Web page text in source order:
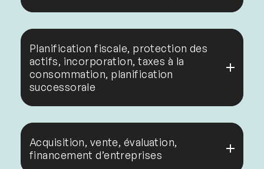
Mission d’audit
Mission d’examen
Mission de compilation
Vérification diligente
Planification fiscale, protection des
actifs, incorporation, taxes à la
consommation, planification
successorale
Réorganisation corporative
Structure de protection d’actifs
corporative ou personnelle
Acquisition, vente, évaluation,
financement d’entreprises